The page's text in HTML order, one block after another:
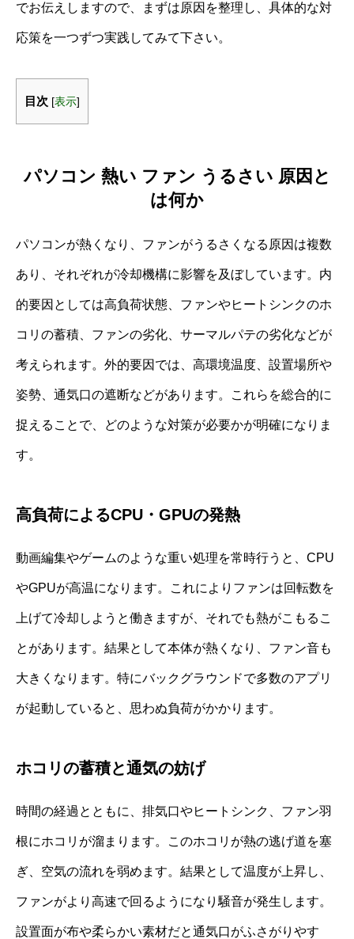
でお伝えしますので、まずは原因を整理し、具体的な対
応策を一つずつ実践してみて下さい。
目次 [表示]
パソコン 熱い ファン うるさい 原因と
は何か
パソコンが熱くなり、ファンがうるさくなる原因は複数
あり、それぞれが冷却機構に影響を及ぼしています。内
的要因としては高負荷状態、ファンやヒートシンクのホ
コリの蓄積、ファンの劣化、サーマルパテの劣化などが
考えられます。外的要因では、高環境温度、設置場所や
姿勢、通気口の遮断などがあります。これらを総合的に
捉えることで、どのような対策が必要かが明確になりま
す。
高負荷によるCPU・GPUの発熱
動画編集やゲームのような重い処理を常時行うと、CPU
やGPUが高温になります。これによりファンは回転数を
上げて冷却しようと働きますが、それでも熱がこもるこ
とがあります。結果として本体が熱くなり、ファン音も
大きくなります。特にバックグラウンドで多数のアプリ
が起動していると、思わぬ負荷がかかります。
ホコリの蓄積と通気の妨げ
時間の経過とともに、排気口やヒートシンク、ファン羽
根にホコリが溜まります。このホコリが熱の逃げ道を塞
ぎ、空気の流れを弱めます。結果として温度が上昇し、
ファンがより高速で回るようになり騒音が発生します。
設置面が布や柔らかい素材だと通気口がふさがりやす